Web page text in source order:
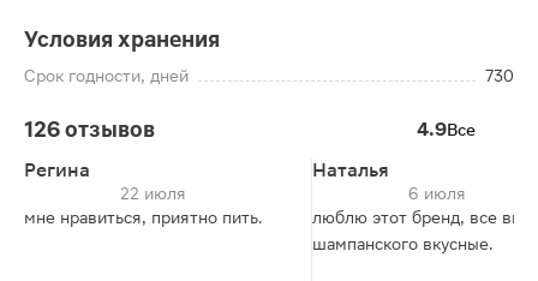
Условия хранения
Срок годности, дней 730
126 отзывов 4.9Все
Регина
22 июля
мне нравиться, приятно пить.
Наталья
6 июля
люблю этот бренд, все
шампанского вкусные.